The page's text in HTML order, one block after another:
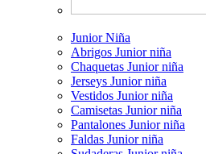
Junior Niña
Abrigos Junior niña
Chaquetas Junior niña
Jerseys Junior niña
Vestidos Junior niña
Camisetas Junior niña
Pantalones Junior niña
Faldas Junior niña